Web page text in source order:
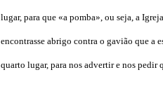
lugar, para que «a pomba», ou seja, a
encontrasse abrigo contra o gavião que a
quarto lugar, para nos advertir e nos pedir